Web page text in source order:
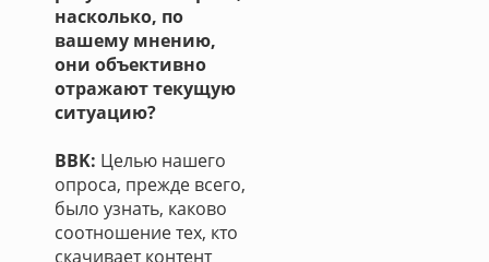
насколько, по
вашему мнению,
они объективно
отражают текущую
ситуацию?
BBK: Целью нашего
опроса, прежде всего,
было узнать, каково
соотношение тех, кто
скачивает контент